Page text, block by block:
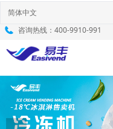
咨询热线： 400-9910-991
首页
服务与支持
解决方案
简体中文